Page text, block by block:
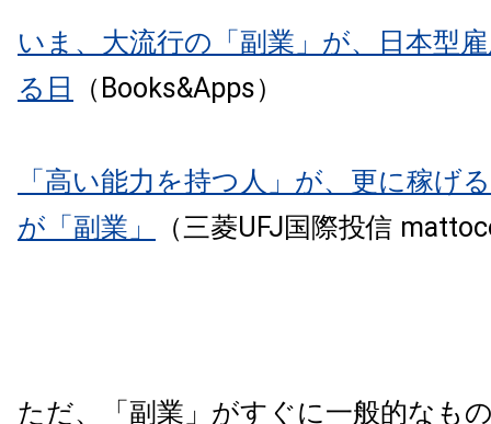
いま、大流行の「副業」が、日本型
る日
（Books&Apps）
「高い能力を持つ人」が、更に稼げ
が「副業」
（三菱UFJ国際投信
ただ、「副業」がすぐに一般的なも